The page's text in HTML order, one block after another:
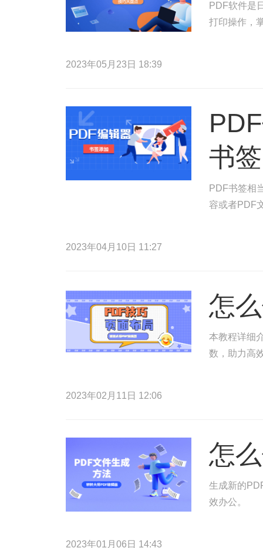
PDF软件是
打印操作，
2023年05月23日 18:39
书
PDF书签相
容或者PDF
2023年04月10日 11:27
怎
本教程详细
数，助力高
2023年02月11日 12:06
怎
生成新的
效办公。
2023年01月06日 14:43